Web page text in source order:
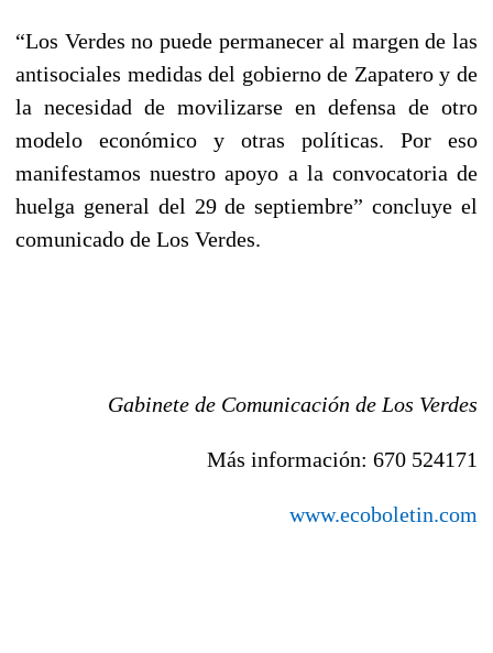
“Los Verdes no puede permanecer al margen de las
antisociales medidas del gobierno de Zapatero y de
la necesidad de movilizarse en defensa de otro
modelo económico y otras políticas. Por eso
manifestamos nuestro apoyo a la convocatoria de
huelga general del 29 de septiembre” concluye el
comunicado de Los Verdes.
Gabinete de Comunicación de Los Verdes
Más información: 670 524171
www.ecoboletin.com